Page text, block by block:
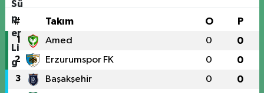
# Takım O P
1 Amed 0 0
2 Erzurumspor FK 0 0
3 Başakşehir 0 0